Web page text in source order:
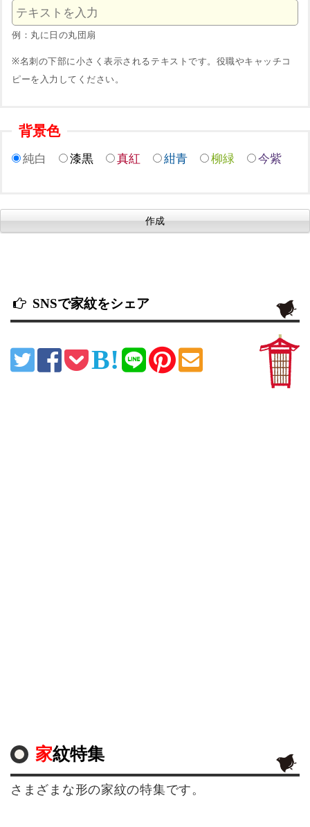
例：丸に日の丸団扇
※名刺の下部に小さく表示されるテキストです。役職やキャッチコ
ピーを入力してください。
背景色
純白 漆黒 真紅 紺青 柳緑 今紫
SNSで家紋をシェア
家紋特集
さまざまな形の家紋の特集です。